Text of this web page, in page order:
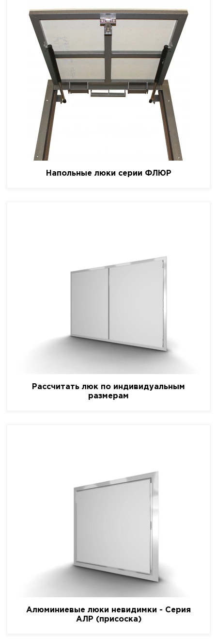
Напольные люки серии ФЛЮР
Рассчитать люк по индивидуальным
размерам
Алюминиевые люки невидимки - Серия
АЛР (присоска)